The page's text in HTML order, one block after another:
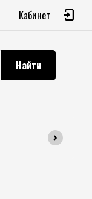
Кабинет
Найти